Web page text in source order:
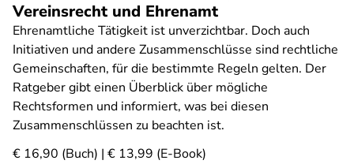
Vereinsrecht und Ehrenamt
Ehrenamtliche Tätigkeit ist unverzichtbar. Doch auch
Initiativen und andere Zusammenschlüsse sind rechtliche
Gemeinschaften, für die bestimmte Regeln gelten. Der
Ratgeber gibt einen Überblick über mögliche
Rechtsformen und informiert, was bei diesen
Zusammenschlüssen zu beachten ist.
€ 16,90 (Buch) | € 13,99 (E-Book)